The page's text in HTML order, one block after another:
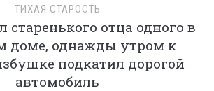
ТИХАЯ СТАРОСТЬ
старенького отца одного в
доме, однажды утром к
подкатил дорогой
автомобиль